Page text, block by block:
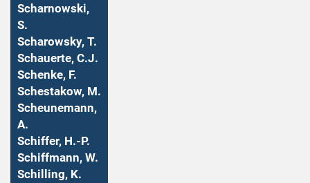
Scharnowski,
S.
Scharowsky, T.
Schauerte, C.J.
Schenke, F.
Schestakow, M.
Scheunemann,
A.
Schiffer, H.-P.
Schiffmann, W.
Schilling, K.